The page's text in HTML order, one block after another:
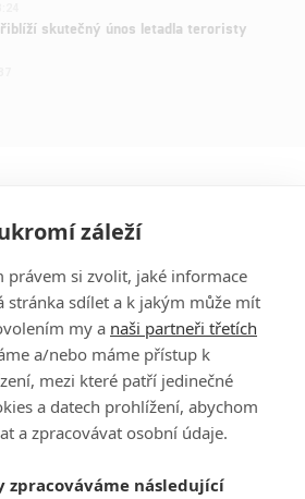
skutečný únos letadla teroristy
PŘIHLÁSIT
REGISTROVAT
Slavík, e-mailserialy@fandimefilmu.cz
záleží
právem si zvolit, jaké informace
stránka sdílet a k jakým může mít
my a naši partneři třetích
a/nebo máme přístup k
mezi které patří jedinečné
a datech prohlížení, abychom
a zpracovávat osobní údaje.
zpracováváme následující